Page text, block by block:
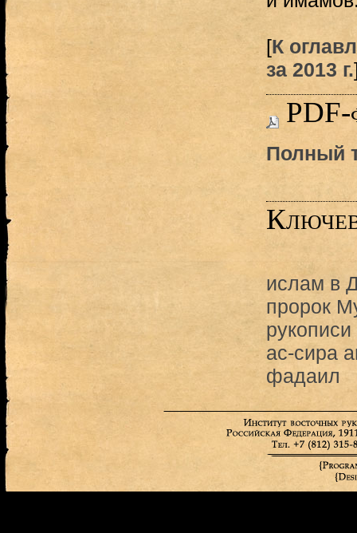
[К
за 2013 г.
PDF-
Полный
ислам в
пророк
ас-сира
фадаил